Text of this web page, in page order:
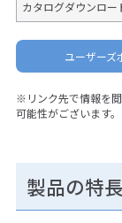
カタログダウンロー
ユーザーズ
※リンク先で情報を
可能性がございます。
製品の特長